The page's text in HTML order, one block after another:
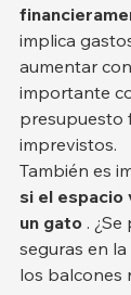
implica
aumentar
importante
presupuesto
imprevistos.
También es
si el espacio
un gato .
seguras en la
los balcones